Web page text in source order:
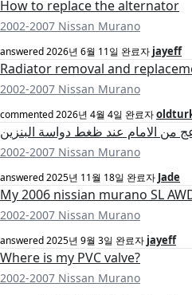
How to replace the alternator
2002-2007 Nissan Murano
answered2026년 6월 11일 완료자 jayeff
Radiator removal and
2002-2007 Nissan Murano
commented2026년 4월 4일 완료자
الامام عند ظغط دواسة البنزين
2002-2007 Nissan Murano
answered2025년 11월 18일 완료자 Jade
My 2006 nissian murano SL
2002-2007 Nissan Murano
answered2025년 9월 3일 완료자 jayeff
Where is my PVC valve?
2002-2007 Nissan Murano